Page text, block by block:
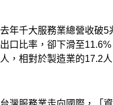
去年千大服務業總營收破5
出口比率，卻下滑至
人，相對於製造業的17.2